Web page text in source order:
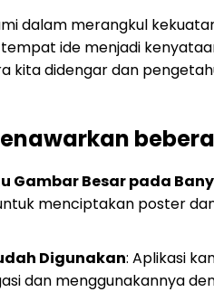
dalam merangkul
ide menjadi
kita didengar dan
Gambar Besar pada
menciptakan poster
Digunakan: Aplikasi
dan menggunakannya